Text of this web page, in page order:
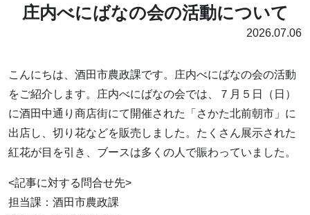
庄内べにばなの会の活動について
2026.07.06
こんにちは、酒田市農政課です。庄内べにばなの会の活動
をご紹介します。庄内べにばなの会では、７月５日（日）
に酒田中通り商店街にて開催された「さかた北前朝市」に
出店し、切り花などを販売しました。たくさん展示された
紅花が目を引き、ブースは多くの人で賑わっていました。
<記事に対する問合せ先>
担当課：酒田市農政課